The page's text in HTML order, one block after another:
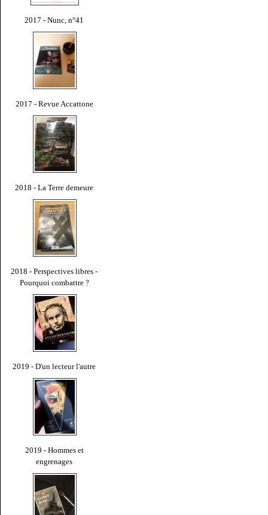
2017 - Nunc, n°41
2017 - Revue Accattone
2018 - La Terre demeure
2018 - Perspectives libres -
Pourquoi combattre ?
2019 - D'un lecteur l'autre
2019 - Hommes et
engrenages